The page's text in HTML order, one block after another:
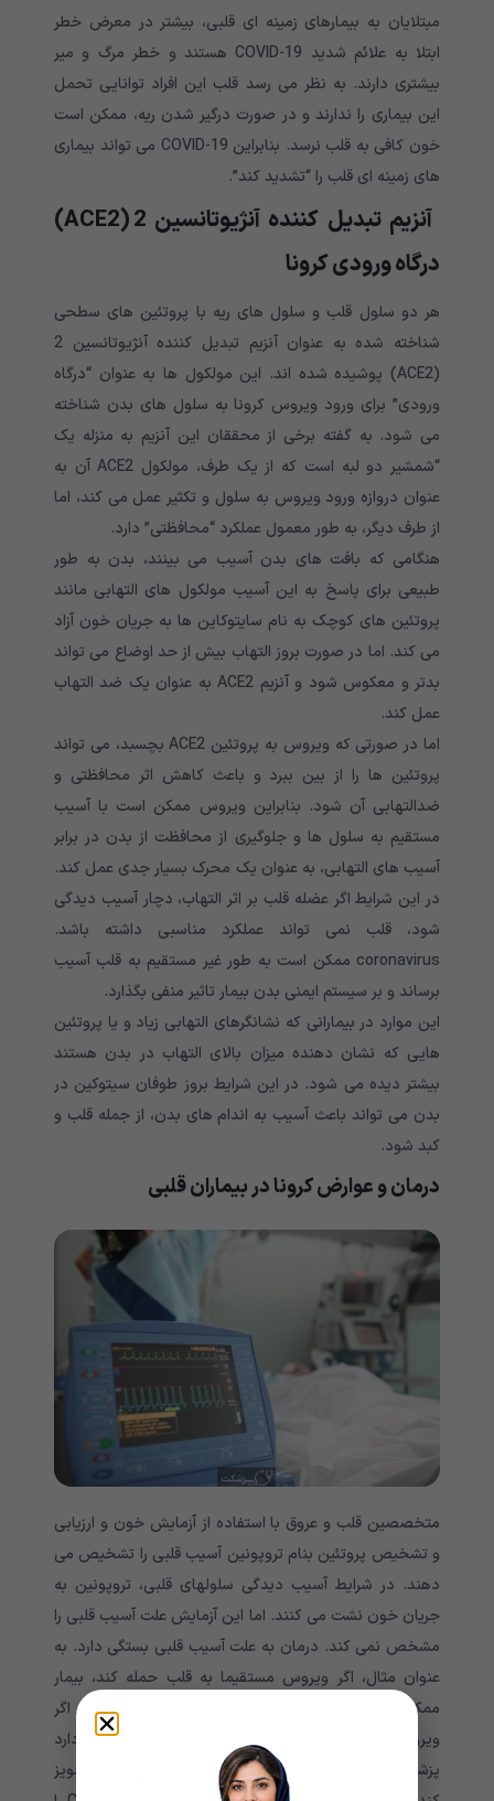
مبتلایان به بیمارهای زمینه ای قلبی، بیشتر در معرض خطر
ابتلا به علائم شدید COVID-19 هستند و خطر مرگ و میر
بیشتری دارند. به نظر می رسد قلب این افراد توانایی تحمل
این بیماری را ندارند و در صورت درگیر شدن ریه، ممکن است
خون کافی به قلب نرسد. بنابراین COVID-19 می تواند بیماری
های زمینه ای قلب را “تشدید کند”.
آنزیم تبدیل کننده آنژیوتانسین 2 (ACE2)
درگاه ورودی کرونا
هر دو سلول قلب و سلول های ریه با پروتئین های سطحی
شناخته شده به عنوان آنزیم تبدیل کننده آنژیوتانسین 2
(ACE2) پوشیده شده اند. این مولکول ها به عنوان “درگاه
ورودی” برای ورود ویروس کرونا به سلول های بدن شناخته
می شود. به گفته برخی از محققان این آنزیم به منزله یک
“شمشیر دو لبه است که از یک طرف، مولکول ACE2 آن به
عنوان دروازه ورود ویروس به سلول و تکثیر عمل می کند، اما
از طرف دیگر، به طور معمول عملکرد “محافظتی” دارد.
هنگامی که بافت های بدن آسیب می بینند، بدن به طور
طبیعی برای پاسخ به این آسیب مولکول های التهابی مانند
پروتئین های کوچک به نام سایتوکاین ها به جریان خون آزاد
می کند. اما در صورت بروز التهاب بیش از حد اوضاع می تواند
بدتر و معکوس شود و آنزیم ACE2 به عنوان یک ضد التهاب
عمل کند.
اما در صورتی که ویروس به پروتئین ACE2 بچسبد، می تواند
پروتئین ها را از بین ببرد و باعث کاهش اثر محافظتی و
ضدالتهابی آن شود. بنابراین ویروس ممکن است با آسیب
مستقیم به سلول ها و جلوگیری از محافظت از بدن در برابر
آسیب های التهابی، به عنوان یک محرک بسیار جدی عمل کند.
در این شرایط اگر عضله قلب بر اثر التهاب، دچار آسیب دیدگی
شود، قلب نمی تواند عملکرد مناسبی داشته باشد.
coronavirus ممکن است به طور غیر مستقیم به قلب آسیب
برساند و بر سیستم ایمنی بدن بیمار تاثیر منفی بگذارد.
این موارد در بیمارانی که نشانگرهای التهابی زیاد و یا پروتئین
هایی که نشان دهنده میزان بالای التهاب در بدن هستند
بیشتر دیده می شود. در این شرایط بروز طوفان سیتوکین در
بدن می تواند باعث آسیب به اندام های بدن، از جمله قلب و
کبد شود.
درمان و عوارض کرونا در بیماران قلبی
متخصصین قلب و عروق با استفاده از آزمایش خون و ارزیابی
و تشخیص پروتئین بنام تروپونین آسیب قلبی را تشخیص می
دهند. در شرایط آسیب دیدگی سلولهای قلبی، تروپونین به
جریان خون نشت می کنند. اما این آزمایش علت آسیب قلبی را
مشخص نمی کند. درمان به علت آسیب قلبی بستگی دارد. به
عنوان مثال، اگر ویروس مستقیما به قلب حمله کند، بیمار
ممکن است به داروهای ضد ویروسی احتیاج داشته باشد. اگر
ویروس درسیستم ایمنی بدن اختلال ایجاد کند، امکان دارد
پزشک داروهای سرکوب کننده های سیستم ایمنی بدن را تجویز